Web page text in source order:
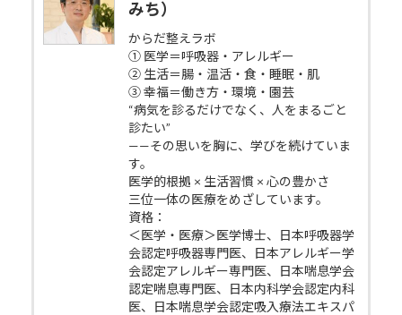
みち）
からだ整えラボ
① 医学＝呼吸器・アレルギー
② 生活＝腸・温活・食・睡眠・肌
③ 幸福＝働き方・環境・園芸
“病気を診るだけでなく、人をまるごと
診たい”
——その思いを胸に、学びを続けていま
す。
医学的根拠 × 生活習慣 × 心の豊かさ
三位一体の医療をめざしています。
資格：
＜医学・医療＞医学博士、日本呼吸器学
会認定呼吸器専門医、日本アレルギー学
会認定アレルギー専門医、日本喘息学会
認定喘息専門医、日本内科学会認定内科
医、日本喘息学会認定吸入療法エキスパ